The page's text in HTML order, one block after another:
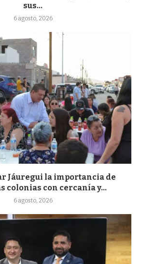
sus...
6 agosto, 2026
Jáuregui la importancia de
colonias con cercanía y...
6 agosto, 2026